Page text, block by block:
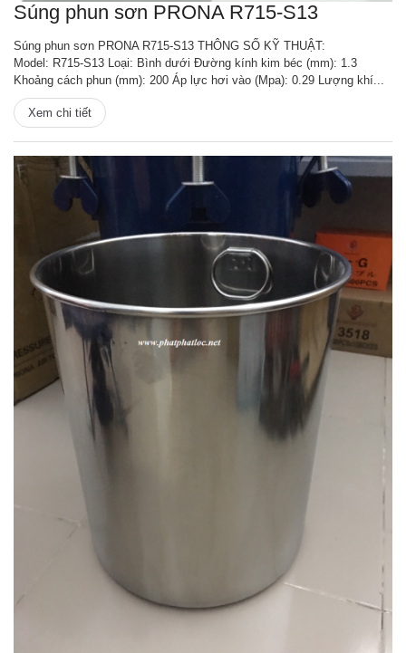
Súng phun sơn PRONA R715-S13
Súng phun sơn PRONA R715-S13 THÔNG SỐ KỸ THUẬT:
Model: R715-S13 Loại: Bình dưới Đường kính kim béc (mm): 1.3
Khoảng cách phun (mm): 200 Áp lực hơi vào (Mpa): 0.29 Lượng khí...
Xem chi tiết